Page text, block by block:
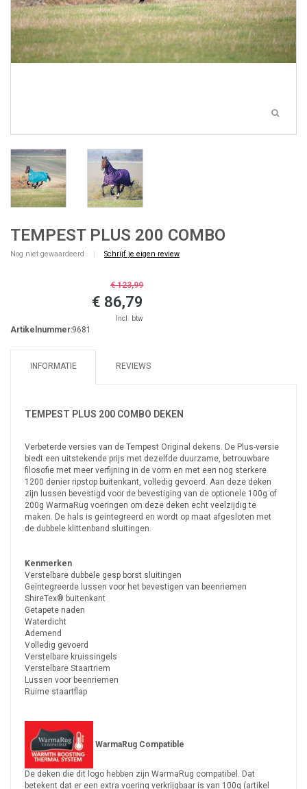
TEMPEST PLUS 200 COMBO
Nog niet gewaardeerd Schrijf je eigen review
€ 123,99
€ 86,79
Incl. btw
Artikelnummer:9681
INFORMATIE REVIEWS
TEMPEST PLUS 200 COMBO DEKEN
Verbeterde versies van de Tempest Original dekens. De Plus-versie
biedt een uitstekende prijs met dezelfde duurzame, betrouwbare
filosofie met meer verfijning in de vorm en met een nog sterkere
1200 denier ripstop buitenkant, volledig gevoerd. Aan deze deken
zijn lussen bevestigd voor de bevestiging van de optionele 100g of
200g WarmaRug voeringen om deze deken echt veelzijdig te
maken. De hals is geintegreerd en wordt op maat afgesloten met
de dubbele klittenband sluitingen.
Kenmerken
Verstelbare dubbele gesp borst sluitingen
Geïntegreerde lussen voor het bevestigen van beenriemen
ShireTex® buitenkant
Getapete naden
Waterdicht
Ademend
Volledig gevoerd
Verstelbare kruissingels
Verstelbare Staartriem
Lussen voor beenriemen
Ruime staartflap
WarmaRug Compatible
De deken die dit logo hebben zijn WarmaRug compatibel. Dat
betekent dat er een extra voering verkrijgbaar is van 100g (artikel